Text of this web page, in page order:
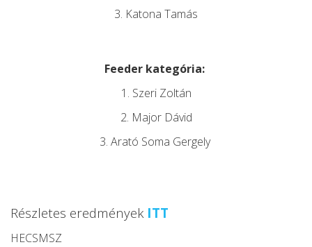
3. Katona Tamás
Feeder kategória:
1. Szeri Zoltán
2. Major Dávid
3. Arató Soma Gergely
Részletes eredmények ITT
HECSMSZ